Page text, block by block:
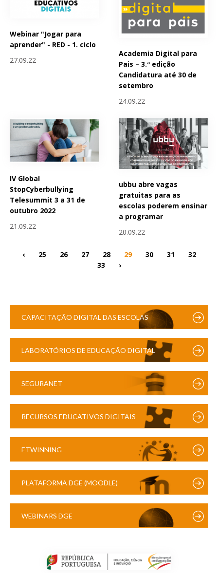
Webinar "Jogar para
aprender" - RED - 1. ciclo
27.09.22
Academia Digital para
Pais – 3.ª edição
Candidatura até 30 de
setembro
24.09.22
IV Global
StopCyberbullying
Telesummit 3 a 31 de
outubro 2022
21.09.22
ubbu abre vagas
gratuitas para as
escolas poderem ensinar
a programar
20.09.22
‹ 25 26 27 28 29 30 31
32
33
›
CAPACITAÇÃO DIGITAL DAS ESCOLAS
LABORATÓRIOS DE EDUCAÇÃO DIGITAL
SEGURANET
RECURSOS EDUCATIVOS DIGITAIS
ETWINNING
PLATAFORMA DGE (MOODLE)
WEBINARS DGE